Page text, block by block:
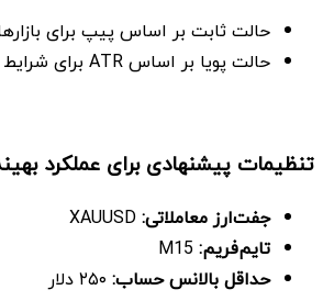
حالت ثابت بر اساس پیپ برای
حالت پویا بر اساس ATR برای شرایط نوسانی
تنظیمات پیشنهادی برای عملکرد
جفت‌ارز معاملاتی:
تایم‌فریم:
حداقل بالانس حساب: